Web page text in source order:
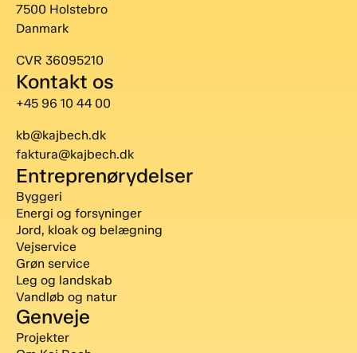
7500 Holstebro
Danmark
CVR 36095210
Kontakt os
+45 96 10 44 00
kb@kajbech.dk
faktura@kajbech.dk
Entreprenørydelser
Byggeri
Energi og forsyninger
Jord, kloak og belægning
Vejservice
Grøn service
Leg og landskab
Vandløb og natur
Genveje
Projekter